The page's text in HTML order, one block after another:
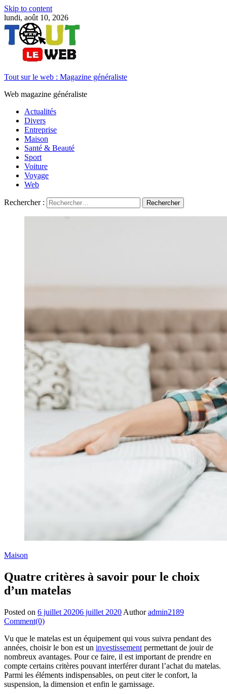
Skip to content
lundi, août 10, 2026
Tout sur le web : Magazine généraliste
Web magazine généraliste
Actualités
Divers
Entreprise
Maison
Santé & Beauté
Sport
Voiture
Voyage
Web
Rechercher :
Maison
Quatre critères à savoir pour le choix
d’un matelas
Posted on 6 juillet 20206 juillet 2020 Author admin2189
Comment(0)
Vu que le matelas est un équipement qui vous suivra pendant des
années, choisir le bon est un investissement permettant de jouir de
nombreux avantages. Pour ce faire, il est important de prendre en
compte certains critères pouvant interférer durant l’achat du matelas.
Parmi les éléments indispensables, on peut citer le confort, la
suspension, la dimension et enfin le garnissage.